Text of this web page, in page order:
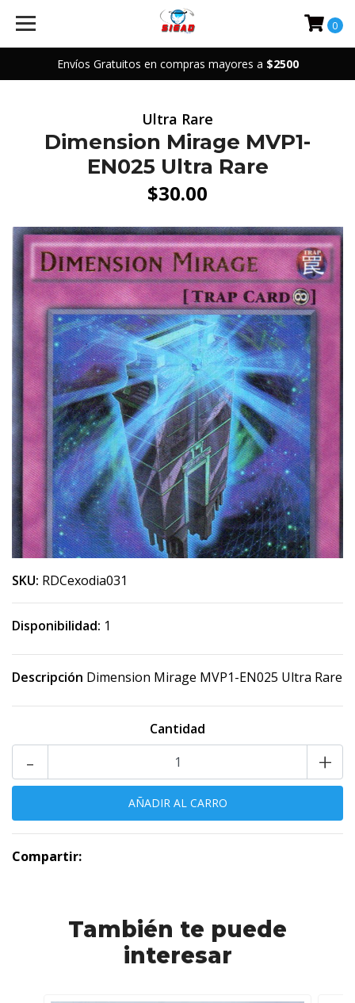
Envíos Gratuitos en compras mayores a $2500
0
Ultra Rare
Dimension Mirage MVP1-
EN025 Ultra Rare
$30.00
SKU: RDCexodia031
Disponibilidad: 1
Descripción Dimension Mirage MVP1-EN025 Ultra Rare
Cantidad
+
-
Compartir:
También te puede
interesar